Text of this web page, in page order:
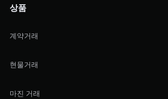
상품
계약거래
현물거래
마진 거래